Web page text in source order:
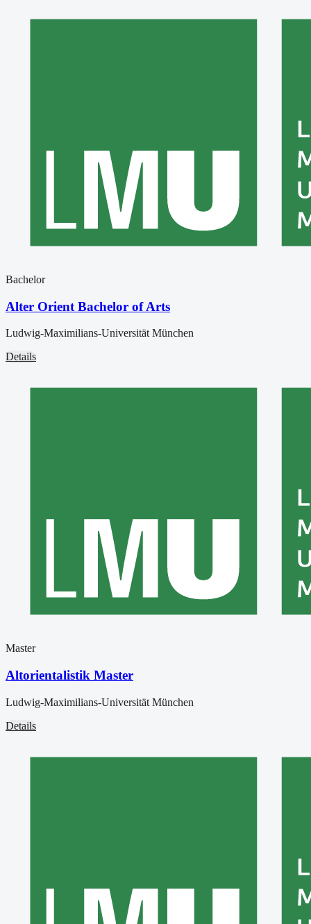
Bachelor
Alter Orient Bachelor of Arts
Ludwig-Maximilians-Universität München
Details
Master
Altorientalistik Master
Ludwig-Maximilians-Universität München
Details